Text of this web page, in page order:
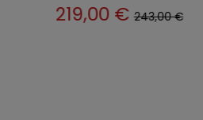
59,90 €65,90 €